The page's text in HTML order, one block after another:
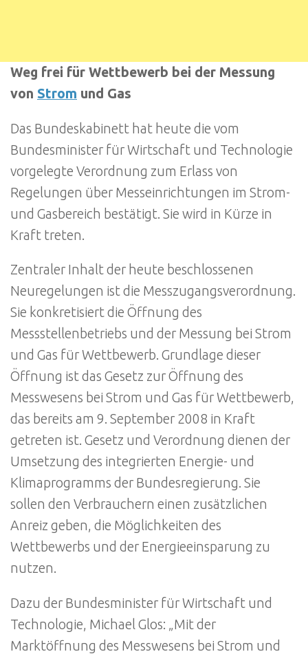
Weg frei für Wettbewerb bei der Messung
von Strom und Gas
Das Bundeskabinett hat heute die vom
Bundesminister für Wirtschaft und Technologie
vorgelegte Verordnung zum Erlass von
Regelungen über Messeinrichtungen im Strom-
und Gasbereich bestätigt. Sie wird in Kürze in
Kraft treten.
Zentraler Inhalt der heute beschlossenen
Neuregelungen ist die Messzugangsverordnung.
Sie konkretisiert die Öffnung des
Messstellenbetriebs und der Messung bei Strom
und Gas für Wettbewerb. Grundlage dieser
Öffnung ist das Gesetz zur Öffnung des
Messwesens bei Strom und Gas für Wettbewerb,
das bereits am 9. September 2008 in Kraft
getreten ist. Gesetz und Verordnung dienen der
Umsetzung des integrierten Energie- und
Klimaprogramms der Bundesregierung. Sie
sollen den Verbrauchern einen zusätzlichen
Anreiz geben, die Möglichkeiten des
Wettbewerbs und der Energieeinsparung zu
nutzen.
Dazu der Bundesminister für Wirtschaft und
Technologie, Michael Glos: „Mit der
Marktöffnung des Messwesens bei Strom und